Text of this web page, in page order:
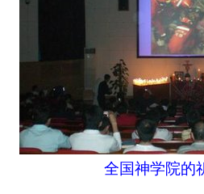
全国神学院的